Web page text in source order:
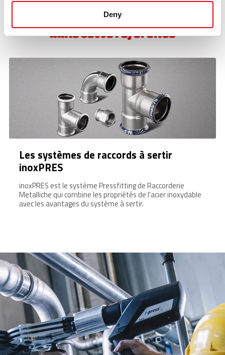
Deny
Découvrez les produits utilisés
dans cette référence
Les systèmes de raccords à sertir
inoxPRES
inoxPRES est le système Pressfitting de Raccorderie
Metalliche qui combine les propriétés de l'acier inoxydable
avec les avantages du système à sertir.